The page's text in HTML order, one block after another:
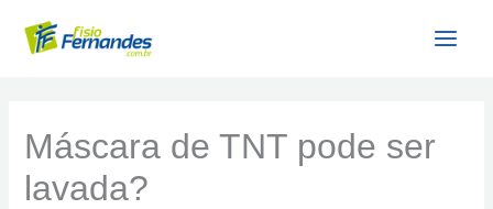
para
Máscara de TNT pode ser
lavada?